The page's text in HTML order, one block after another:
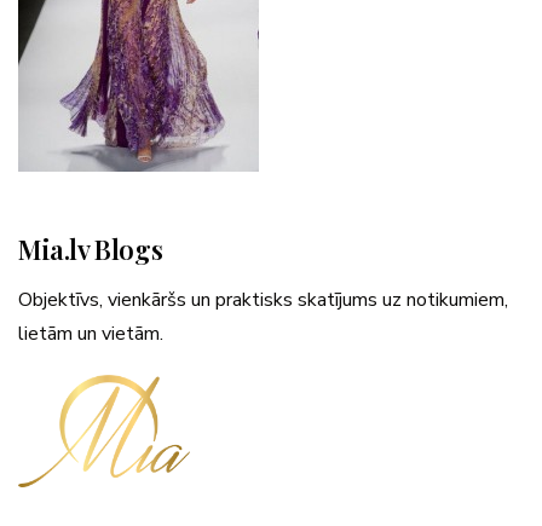
Mia.lv Blogs
Objektīvs, vienkāršs un praktisks skatījums uz notikumiem,
lietām un vietām.